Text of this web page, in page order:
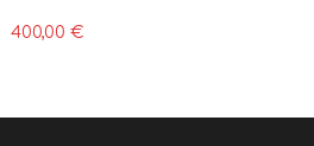
400,00 €